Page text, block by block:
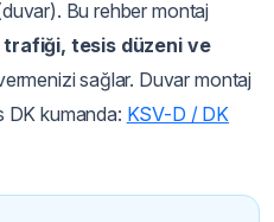
Bu rehber montaj
trafiği, tesis düzeni ve
sağlar. Duvar montaj
DK kumanda: KSV-D / DK